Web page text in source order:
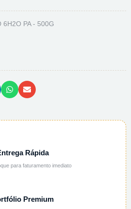
6H2O PA - 500G
Rápida
para faturamento imediato
Premium